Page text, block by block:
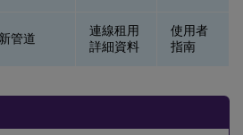
管道
連線租用
詳細資料
使用者
指南